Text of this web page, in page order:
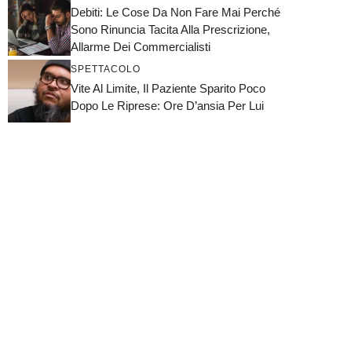
Debiti: Le Cose Da Non Fare Mai Perché
Sono Rinuncia Tacita Alla Prescrizione,
Allarme Dei Commercialisti
SPETTACOLO
Vite Al Limite, Il Paziente Sparito Poco
Dopo Le Riprese: Ore D’ansia Per Lui